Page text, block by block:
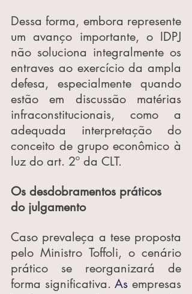
Dessa forma, embora represente
um avanço importante, o IDPJ
não soluciona integralmente os
entraves ao exercício da ampla
defesa, especialmente quando
estão em discussão matérias
infraconstitucionais, como a
adequada interpretação do
conceito de grupo econômico à
luz do art. 2º da CLT.
Os desdobramentos práticos
do julgamento
Caso prevaleça a tese proposta
pelo Ministro Toffoli, o cenário
prático se reorganizará de
forma significativa. As empresas